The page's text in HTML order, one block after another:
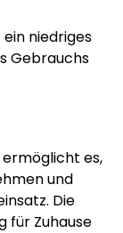
niedriges
Gebrauchs
es,
und
Die
für Zuhause